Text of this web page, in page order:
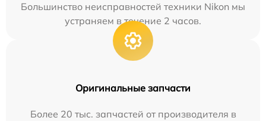
Большинство неисправностей техники Nikon мы
устраняем в течение 2 часов.
Оригинальные запчасти
Более 20 тыс. запчастей от производителя в